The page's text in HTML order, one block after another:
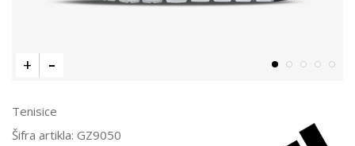
Tenisice
Šifra artikla: GZ9050